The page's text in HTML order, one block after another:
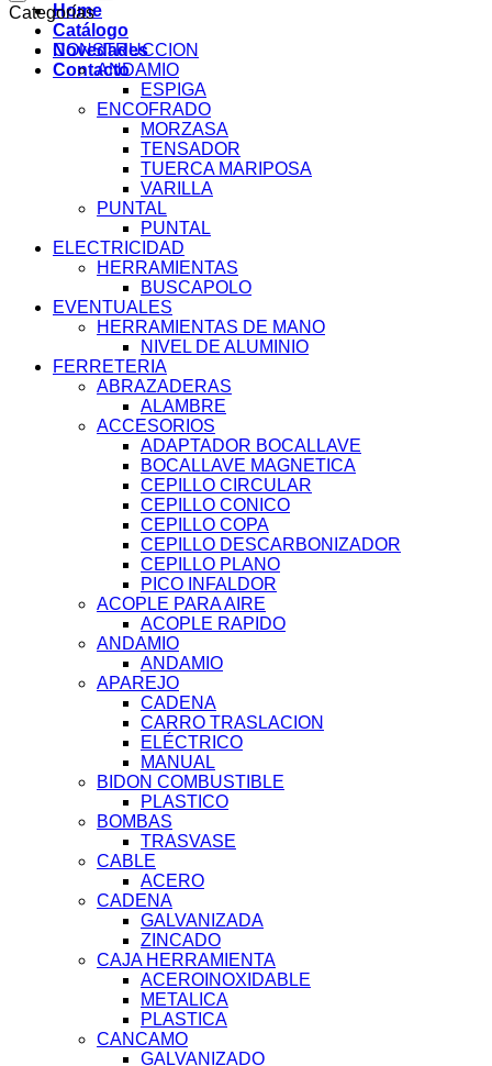
Home
Catálogo
Novedades
Contacto
Categorías
CONSTRUCCION
ANDAMIO
ESPIGA
ENCOFRADO
MORZASA
TENSADOR
TUERCA MARIPOSA
VARILLA
PUNTAL
PUNTAL
ELECTRICIDAD
HERRAMIENTAS
BUSCAPOLO
EVENTUALES
HERRAMIENTAS DE MANO
NIVEL DE ALUMINIO
FERRETERIA
ABRAZADERAS
ALAMBRE
ACCESORIOS
ADAPTADOR BOCALLAVE
BOCALLAVE MAGNETICA
CEPILLO CIRCULAR
CEPILLO CONICO
CEPILLO COPA
CEPILLO DESCARBONIZADOR
CEPILLO PLANO
PICO INFALDOR
ACOPLE PARA AIRE
ACOPLE RAPIDO
ANDAMIO
ANDAMIO
APAREJO
CADENA
CARRO TRASLACION
ELÉCTRICO
MANUAL
BIDON COMBUSTIBLE
PLASTICO
BOMBAS
TRASVASE
CABLE
ACERO
CADENA
GALVANIZADA
ZINCADO
CAJA HERRAMIENTA
ACEROINOXIDABLE
METALICA
PLASTICA
CANCAMO
GALVANIZADO